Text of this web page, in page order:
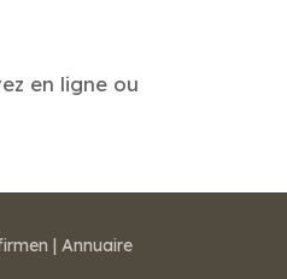
en ligne ou
| Annuaire